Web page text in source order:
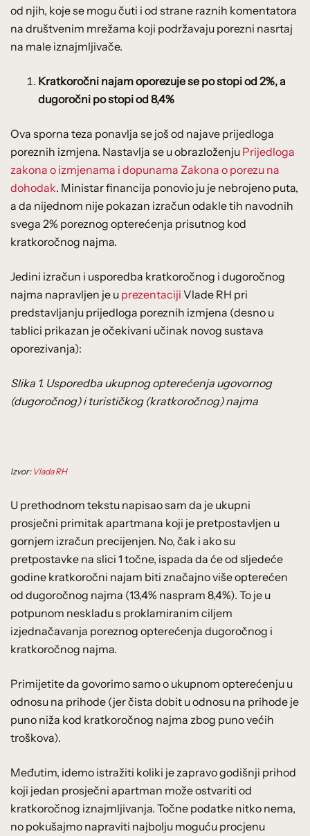
od njih, koje se mogu čuti i od strane raznih komentatora
na društvenim mrežama koji podržavaju porezni nasrtaj
na male iznajmljivače.
Kratkoročni najam oporezuje se po stopi od 2%, a
dugoročni po stopi od 8,4%
Ova sporna teza ponavlja se još od najave prijedloga
poreznih izmjena. Nastavlja se u obrazloženju Prijedloga
zakona o izmjenama i dopunama Zakona o porezu na
dohodak. Ministar financija ponovio ju je nebrojeno puta,
a da nijednom nije pokazan izračun odakle tih navodnih
svega 2% poreznog opterećenja prisutnog kod
kratkoročnog najma.
Jedini izračun i usporedba kratkoročnog i dugoročnog
najma napravljen je u prezentaciji Vlade RH pri
predstavljanju prijedloga poreznih izmjena (desno u
tablici prikazan je očekivani učinak novog sustava
oporezivanja):
Slika 1. Usporedba ukupnog opterećenja ugovornog
(dugoročnog) i turističkog (kratkoročnog) najma
Izvor: Vlada RH
U prethodnom tekstu napisao sam da je ukupni
prosječni primitak apartmana koji je pretpostavljen u
gornjem izračun precijenjen. No, čak i ako su
pretpostavke na slici 1 točne, ispada da će od sljedeće
godine kratkoročni najam biti značajno više opterećen
od dugoročnog najma (13,4% naspram 8,4%). To je u
potpunom neskladu s proklamiranim ciljem
izjednačavanja poreznog opterećenja dugoročnog i
kratkoročnog najma.
Primijetite da govorimo samo o ukupnom opterećenju u
odnosu na prihode (jer čista dobit u odnosu na prihode je
puno niža kod kratkoročnog najma zbog puno većih
troškova).
Međutim, idemo istražiti koliki je zapravo godišnji prihod
koji jedan prosječni apartman može ostvariti od
kratkoročnog iznajmljivanja. Točne podatke nitko nema,
no pokušajmo napraviti najbolju moguću procjenu